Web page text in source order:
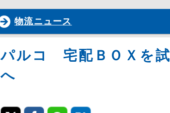
物流ニュース
パルコ 宅配ＢＯＸを試
へ